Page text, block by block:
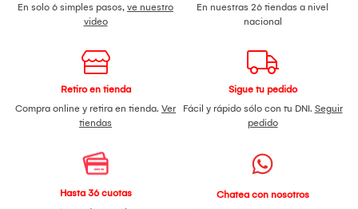
En solo 6 simples pasos, ve nuestro
video
En nuestras 26 tiendas a nivel
nacional
Retiro en tienda
Compra online y retira en tienda. Ver
tiendas
Sigue tu pedido
Fácil y rápido sólo con tu DNI. Seguir
pedido
Hasta 36 cuotas
Chatea con nosotros